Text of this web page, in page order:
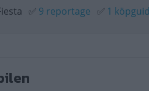
✅ 9 reportage ✅ 1